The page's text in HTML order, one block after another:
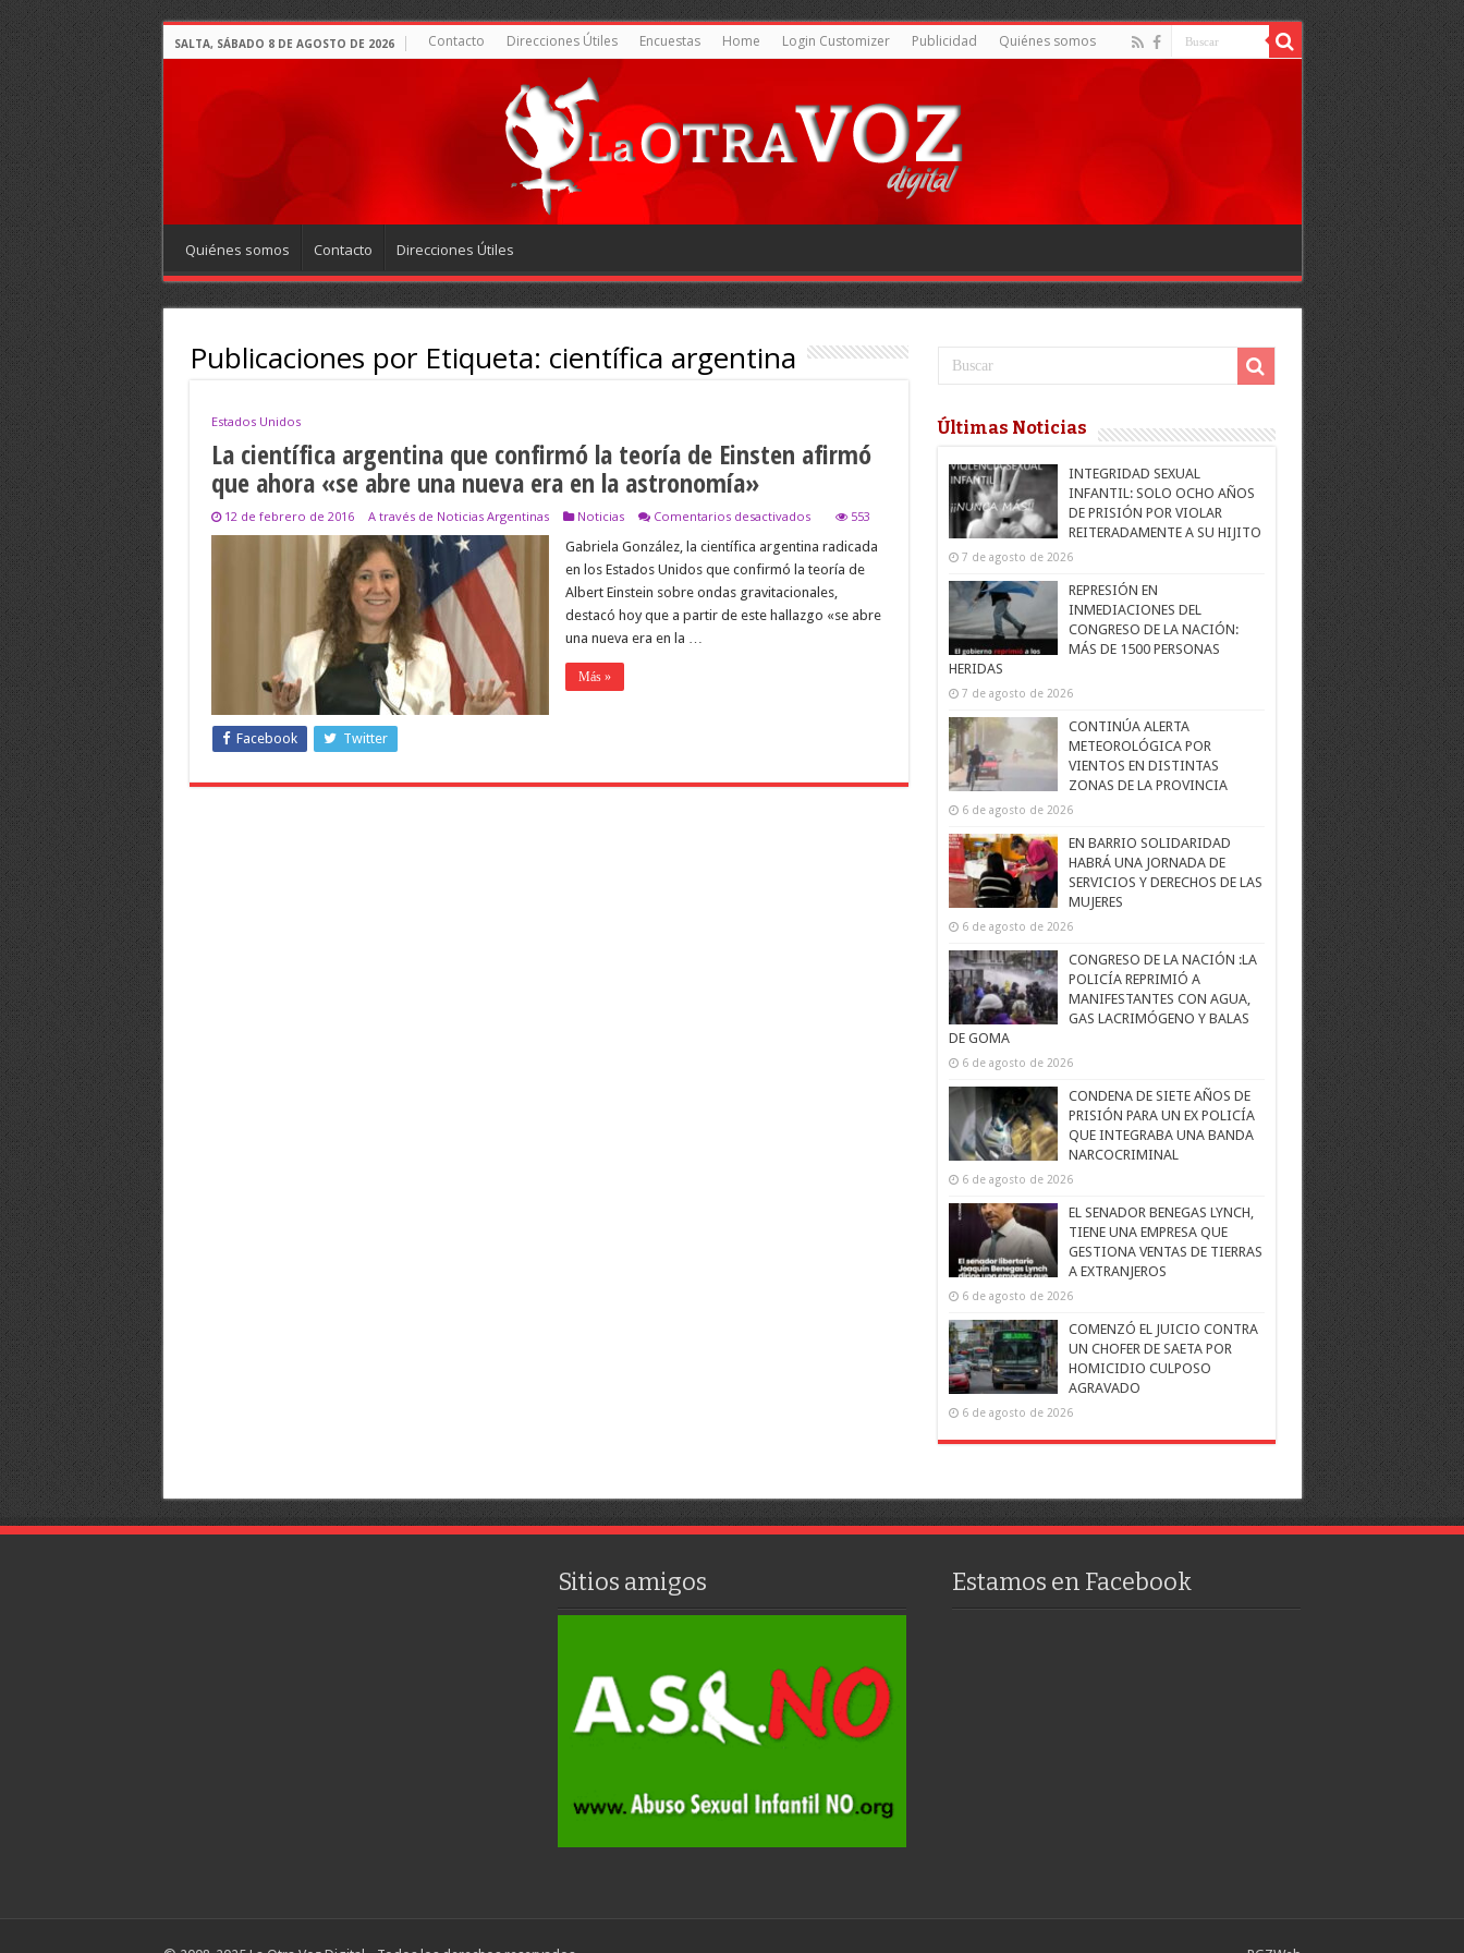
SALTA, SÁBADO 8 DE AGOSTO DE 2026 Contacto Direcciones Útiles Encuestas Home Login Customizer Publicidad Quiénes somos
Quiénes somos Contacto Direcciones Útiles
Publicaciones por Etiqueta: científica argentina
Estados Unidos
La científica argentina que confirmó la teoría de Einsten afirmó
que ahora «se abre una nueva era en la astronomía»
12 de febrero de 2016 A través de Noticias Argentinas Noticias Comentarios desactivadosen
científica
argentina
confirmó
la
553
Gabriela González, la científica argentina radicada
en los Estados Unidos que confirmó la teoría de
Albert Einstein sobre ondas gravitacionales,
destacó hoy que a partir de este hallazgo «se abre
una nueva era en la …
Más »
Facebook Twitter
Últimas Noticias
INTEGRIDAD SEXUAL
INFANTIL: SOLO OCHO AÑOS
DE PRISIÓN POR VIOLAR
REITERADAMENTE A SU HIJITO
7 de agosto de 2026
REPRESIÓN EN
INMEDIACIONES DEL
CONGRESO DE LA NACIÓN:
MÁS DE 1500 PERSONAS
HERIDAS
7 de agosto de 2026
CONTINÚA ALERTA
METEOROLÓGICA POR
VIENTOS EN DISTINTAS
ZONAS DE LA PROVINCIA
6 de agosto de 2026
EN BARRIO SOLIDARIDAD
HABRÁ UNA JORNADA DE
SERVICIOS Y DERECHOS DE LAS
MUJERES
6 de agosto de 2026
CONGRESO DE LA NACIÓN :LA
POLICÍA REPRIMIÓ A
MANIFESTANTES CON AGUA,
GAS LACRIMÓGENO Y BALAS
DE GOMA
6 de agosto de 2026
CONDENA DE SIETE AÑOS DE
PRISIÓN PARA UN EX POLICÍA
QUE INTEGRABA UNA BANDA
NARCOCRIMINAL
6 de agosto de 2026
EL SENADOR BENEGAS LYNCH,
TIENE UNA EMPRESA QUE
GESTIONA VENTAS DE TIERRAS
A EXTRANJEROS
6 de agosto de 2026
COMENZÓ EL JUICIO CONTRA
UN CHOFER DE SAETA POR
HOMICIDIO CULPOSO
AGRAVADO
6 de agosto de 2026
Sitios amigos Estamos en Facebook